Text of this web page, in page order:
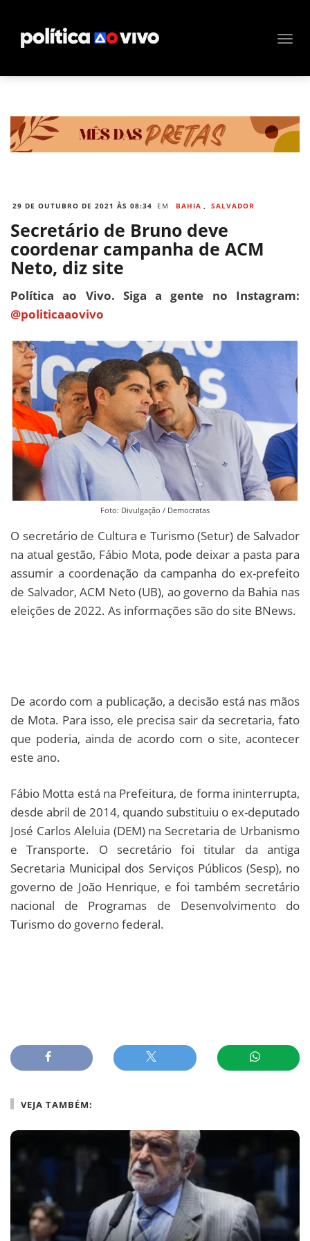
29 DE OUTUBRO DE 2021 ÀS 08:34 EM BAHIA , SALVADOR
Secretário de Bruno deve
coordenar campanha de ACM
Neto, diz site
Política ao Vivo. Siga a gente no Instagram:
@politicaaovivo
Foto: Divulgação / Democratas
O secretário de Cultura e Turismo (Setur) de Salvador
na atual gestão, Fábio Mota, pode deixar a pasta para
assumir a coordenação da campanha do ex-prefeito
de Salvador, ACM Neto (UB), ao governo da Bahia nas
eleições de 2022. As informações são do site BNews.
De acordo com a publicação, a decisão está nas mãos
de Mota. Para isso, ele precisa sair da secretaria, fato
que poderia, ainda de acordo com o site, acontecer
este ano.
Fábio Motta está na Prefeitura, de forma ininterrupta,
desde abril de 2014, quando substituiu o ex-deputado
José Carlos Aleluia (DEM) na Secretaria de Urbanismo
e Transporte. O secretário foi titular da antiga
Secretaria Municipal dos Serviços Públicos (Sesp), no
governo de João Henrique, e foi também secretário
nacional de Programas de Desenvolvimento do
Turismo do governo federal.
VEJA TAMBÉM: